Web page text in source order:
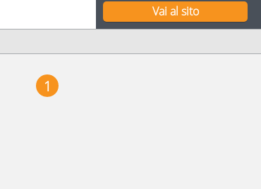
Vai al sito
1